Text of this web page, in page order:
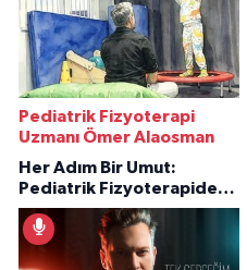
Pediatrik Fizyoterapi
Uzmanı Ömer Alaosman
Her Adım Bir Umut:
Pediatrik Fizyoterapiden
İlham Veren Hikâyeler